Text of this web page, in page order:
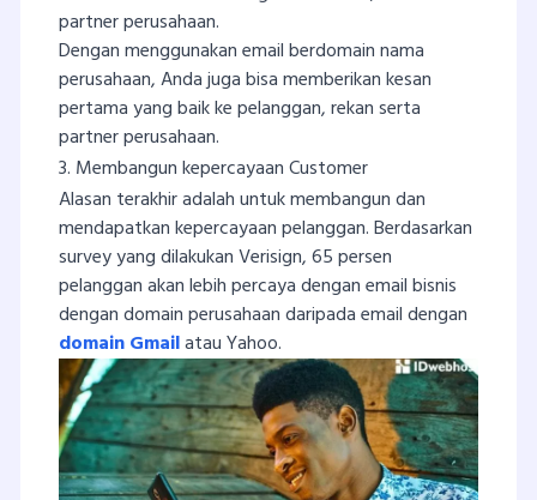
partner perusahaan.
Dengan menggunakan email berdomain nama
perusahaan, Anda juga bisa memberikan kesan
pertama yang baik ke pelanggan, rekan serta
partner perusahaan.
3. Membangun kepercayaan Customer
Alasan terakhir adalah untuk membangun dan
mendapatkan kepercayaan pelanggan. Berdasarkan
survey yang dilakukan Verisign, 65 persen
pelanggan akan lebih percaya dengan email bisnis
dengan domain perusahaan daripada email dengan
domain Gmailatau Yahoo.